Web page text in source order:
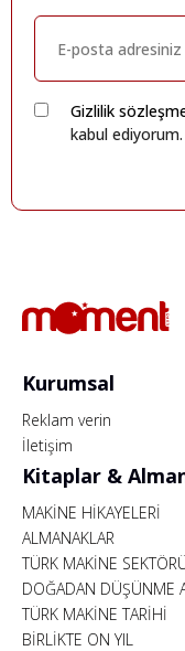
Gizlilik
kabul ediyorum.
Kurumsal
Reklam verin
İletişim
Kitaplar &
MAKİNE HİKAYELERİ
ALMANAKLAR
TÜRK MAKİNE
DOĞADAN DÜŞÜNME
TÜRK MAKİNE TARİHİ
BİRLİKTE ON YIL